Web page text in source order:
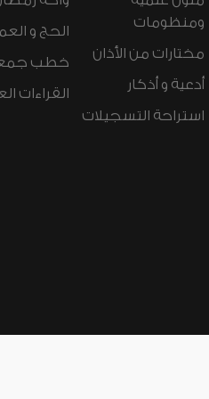
ومنظومات
مختارات من الأذان
أدعية و أذكار
استراحة التسجيلات
الحج و
خطب
القراءات